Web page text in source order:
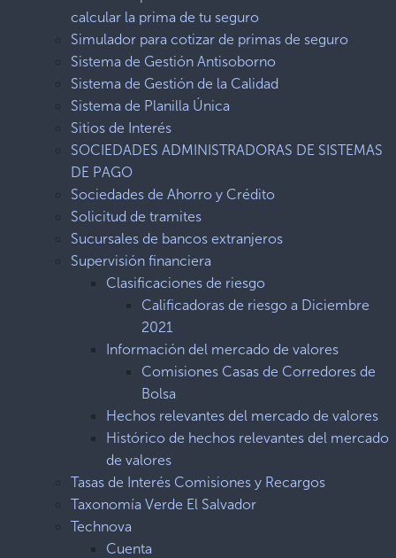
calcular la prima de tu seguro
Simulador para cotizar de primas de seguro
Sistema de Gestión Antisoborno
Sistema de Gestión de la Calidad
Sistema de Planilla Única
Sitios de Interés
SOCIEDADES ADMINISTRADORAS DE SISTEMAS
DE PAGO
Sociedades de Ahorro y Crédito
Solicitud de tramites
Sucursales de bancos extranjeros
Supervisión financiera
Clasificaciones de riesgo
Calificadoras de riesgo a Diciembre
2021
Información del mercado de valores
Comisiones Casas de Corredores de
Bolsa
Hechos relevantes del mercado de valores
Histórico de hechos relevantes del mercado
de valores
Tasas de Interés Comisiones y Recargos
Taxonomía Verde El Salvador
Technova
Cuenta